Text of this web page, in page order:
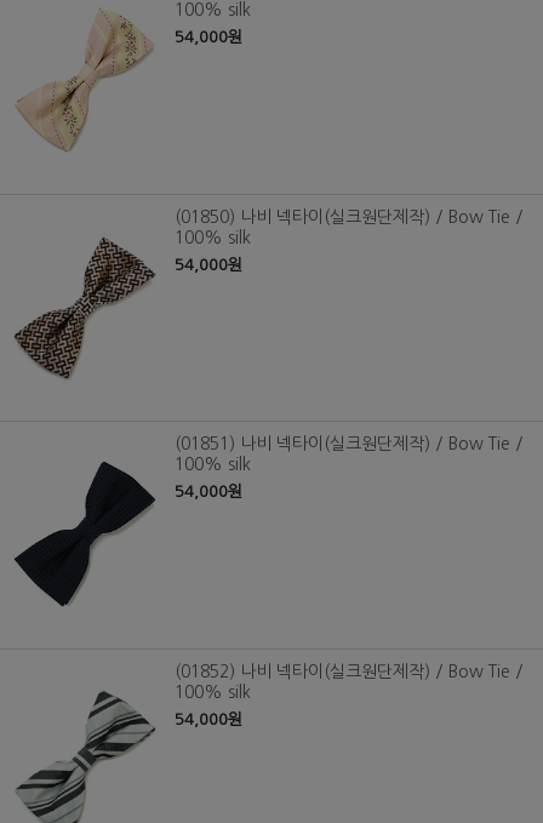
100% silk
54,000원
(01850) 나비 넥타이(실크원단제작) / Bow Tie /
100% silk
54,000원
(01851) 나비 넥타이(실크원단제작) / Bow Tie /
100% silk
54,000원
(01852) 나비 넥타이(실크원단제작) / Bow Tie /
100% silk
54,000원